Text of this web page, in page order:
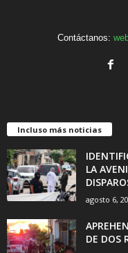
Contáctanos:
Incluso más noticias
LA
agosto 6,
DE DOS